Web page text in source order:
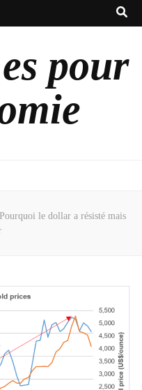
pour
le dollar a résisté mais